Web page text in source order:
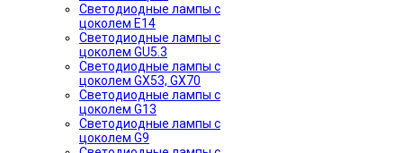
Светодиодные лампы с
цоколем E14
Светодиодные лампы с
цоколем GU5.3
Светодиодные лампы с
цоколем GX53, GX70
Светодиодные лампы с
цоколем G13
Светодиодные лампы с
цоколем G9